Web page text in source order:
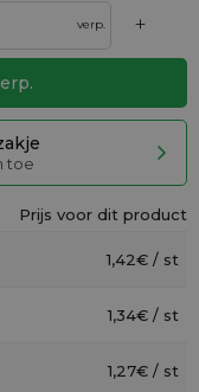
verp. +
toe
Prijs voor dit product
1,42€ / st
1,34€ / st
1,27€ / st